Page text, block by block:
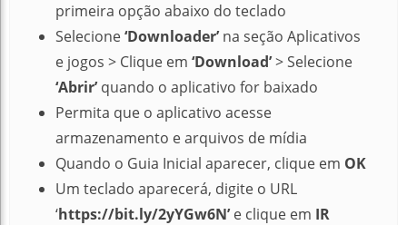
primeira opção abaixo do teclado
Selecione‘Downloader’na seção Aplicativos
e jogos > Clique em ‘Download’> Selecione
‘Abrir’quando o aplicativo for baixado
Permita que o aplicativo acesse
armazenamento e arquivos de mídia
Quando o Guia Inicial aparecer, clique em OK
Um teclado aparecerá, digite o URL
‘https://bit.ly/2yYGw6N’e clique em IR